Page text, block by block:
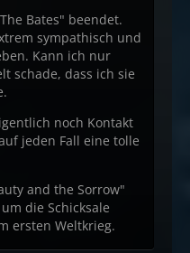
Bates" beendet.
sympathisch und
Kann ich nur
schade, dass ich sie
noch Kontakt
jeden Fall eine tolle
and the Sorrow"
die Schicksale
ersten Weltkrieg.